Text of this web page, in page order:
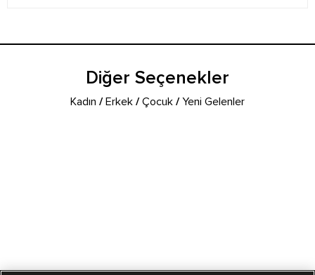
Diğer Seçenekler
Kadın /Erkek /Çocuk /Yeni Gelenler